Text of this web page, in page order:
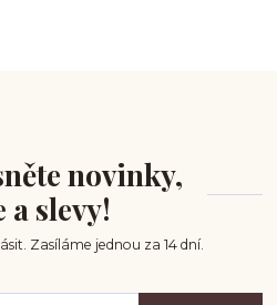
novinky,
a slevy!
Zasíláme jednou za 14 dní.